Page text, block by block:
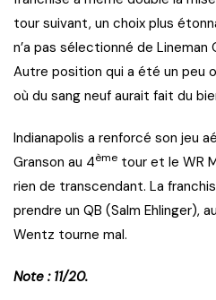
tour suivant, un choix plus
n’a pas sélectionné de Lineman
Autre position qui a été un peu
où du sang neuf aurait fait du
Indianapolis a renforcé son jeu
Granson au 4ème tour et le WR
rien de transcendant. La
prendre un QB (Salm Ehlinger),
Wentz tourne mal.
Note : 11/20.